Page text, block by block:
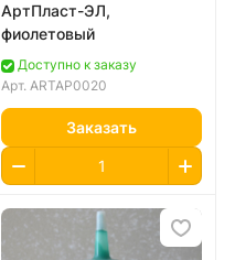
АртПласт-ЭЛ,
фиолетовый
Доступно к заказу
Арт. ARTAP0020
Заказать